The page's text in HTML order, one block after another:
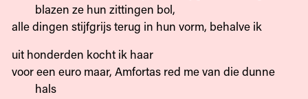
blazen ze hun zittingen bol,
alle dingen stijfgrijs terug in hun vorm, behalve ik
uit honderden kocht ik haar
voor een euro maar, Amfortas red me van die dunne
hals